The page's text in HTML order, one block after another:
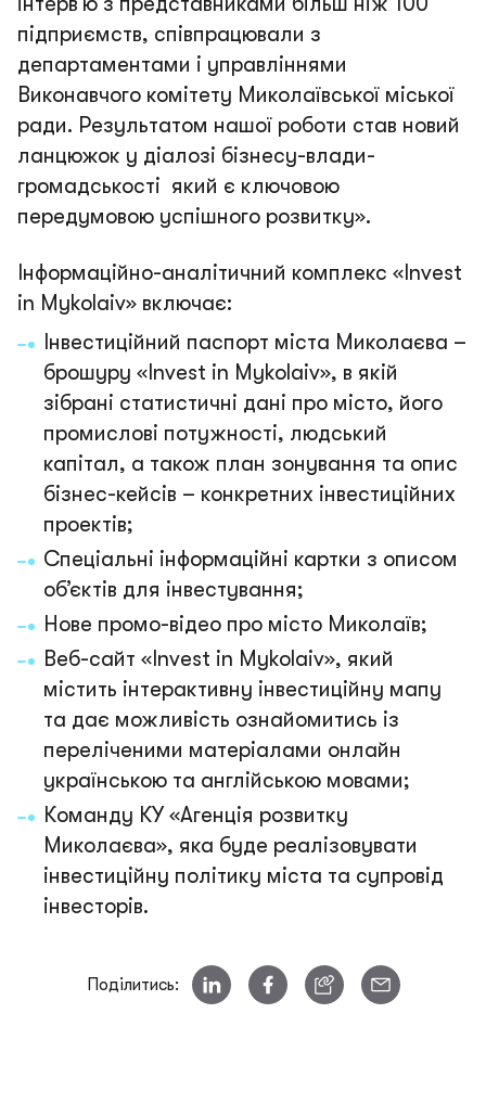
підприємств, співпрацювали з
департаментами і управліннями
Виконавчого комітету Миколаївської міської
ради. Результатом нашої роботи став новий
ланцюжок у діалозі бізнесу-влади-
громадськості який є ключовою
передумовою успішного розвитку».
Інформаційно-аналітичний комплекс «Invest
in Mykolaiv» включає:
Інвестиційний паспорт міста Миколаєва –
брошуру «Invest in Mykolaiv», в якій
зібрані статистичні дані про місто, його
промислові потужності, людський
капітал, а також план зонування та опис
бізнес-кейсів – конкретних інвестиційних
проектів;
Спеціальні інформаційні картки з описом
об’єктів для інвестування;
Нове промо-відео про місто Миколаїв;
Веб-сайт «Invest in Mykolaiv», який
містить інтерактивну інвестиційну мапу
та дає можливість ознайомитись із
переліченими матеріалами онлайн
українською та англійською мовами;
Команду КУ «Агенція розвитку
Миколаєва», яка буде реалізовувати
інвестиційну політику міста та супровід
інвесторів.
Поділитись: